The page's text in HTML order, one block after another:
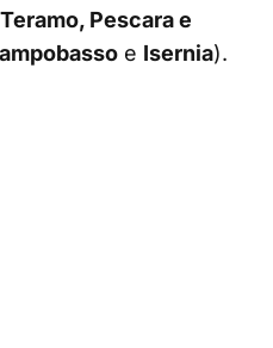
Teramo, Pescara e
e Isernia).